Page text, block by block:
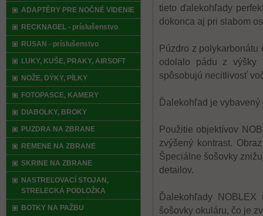
tieto ďalekohľady
dokonca aj pri slabom
Púzdro z
odolalo pádu z výšky
spôsobujú necitlivosť
Ďalekohľad je
Použitie objektívov
zvýšený kontrast.
Špeciálne šošovky
detailov.
Ďalekohľady
šošovky okuláru, čo je
ADAPTÉRY PRE NOČNÉ VIDENIE
RECKNAGEL - príslušenstvo
RUSAN - príslušenstvo
LUKY, KUŠE, PRAKY, AIRSOFT
NOŽE, DÝKY, PÍLKY
FOTOPASCE, KAMERY
DIABOLKY, BROKY
PUZDRA NA ZBRANE
REMENE NA ZBRANE
SKRINE NA ZBRANE
NASTREĽOVACÍ STOJAN,
STRELECKÁ PODLOŽKA
BOTKY NA PAŽBU